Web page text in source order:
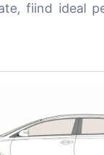
fiind ideal